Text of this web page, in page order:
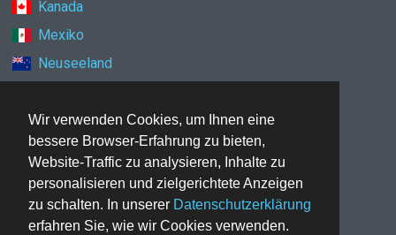
Wir verwenden Cookies, um Ihnen eine
bessere Browser-Erfahrung zu bieten,
Website-Traffic zu analysieren, Inhalte zu
personalisieren und zielgerichtete Anzeigen
zu schalten. In unserer Datenschutzerklärung
erfahren Sie, wie wir Cookies verwenden.
Kanada
Mexiko
Neuseeland
Norwegen
Polen
Schweden
Schweiz